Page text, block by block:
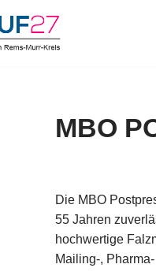
MBO
Die MBO
55 Jahren
hochwertige
Mailing-,